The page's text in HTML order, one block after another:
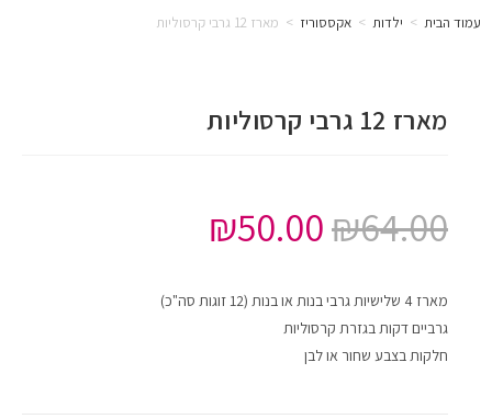
עמוד הבית > ילדות > אקססוריז > מארז 12 גרבי קרסוליות
מארז 12 גרבי קרסוליות
₪64.00
₪50.00
מארז 4 שלישיות גרבי בנות או בנות (12 זוגות סה"כ)
גרביים דקות בגזרת קרסוליות
חלקות בצבע שחור או לבן